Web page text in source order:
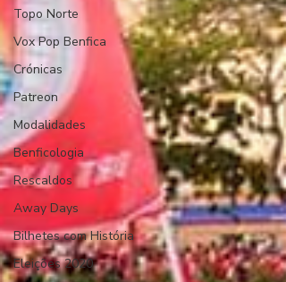
Topo Norte
Vox Pop Benfica
Crónicas
Patreon
Modalidades
Benficologia
Rescaldos
Away Days
Bilhetes com História
Eleições 2020